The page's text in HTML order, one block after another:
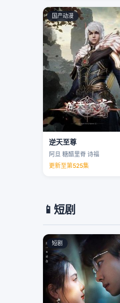
国产动漫
逆天至尊
阿旦 糖醋里脊 诗福
更新至第525集
📱 短剧
短剧